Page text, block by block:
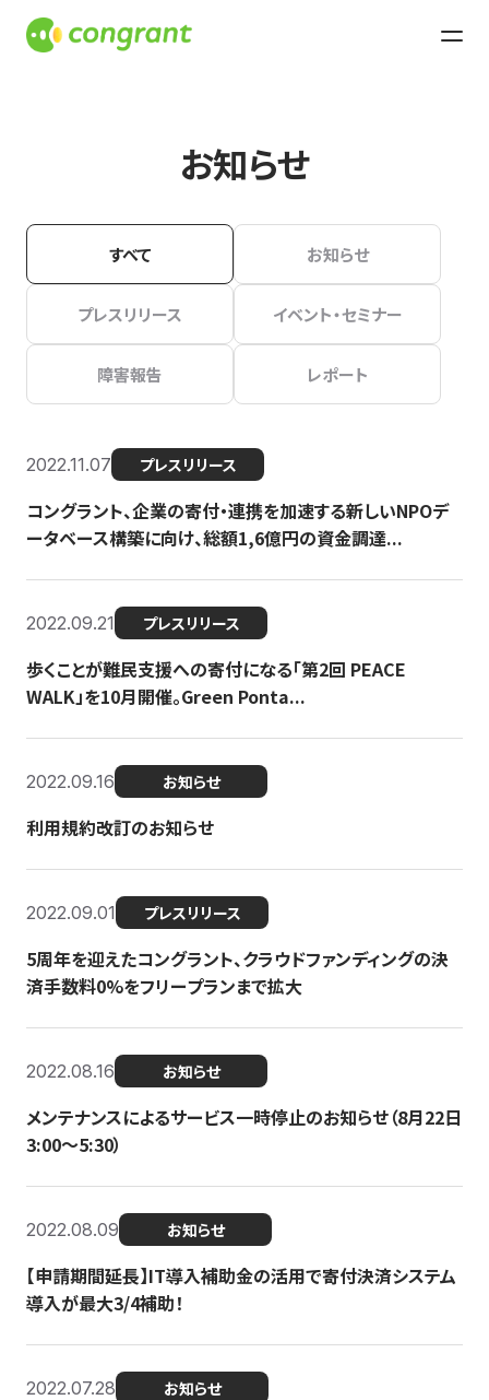
お知らせ
すべて お知らせ
プレスリリース イベント・セミナー
障害報告 レポート
2022.11.07 プレスリリース
コングラント、企業の寄付・連携を加速する新しいNPOデ
ータベース構築に向け、総額1,6億円の資金調達...
2022.09.21 プレスリリース
歩くことが難民支援への寄付になる「第2回 PEACE
WALK」を10月開催。Green Ponta...
2022.09.16 お知らせ
利用規約改訂のお知らせ
2022.09.01 プレスリリース
5周年を迎えたコングラント、クラウドファンディングの決
済手数料0%をフリープランまで拡大
2022.08.16 お知らせ
メンテナンスによるサービス一時停止のお知らせ（8月22日
3:00〜5:30）
2022.08.09 お知らせ
【申請期間延長】IT導入補助金の活用で寄付決済システム
導入が最大3/4補助！
2022.07.28 お知らせ